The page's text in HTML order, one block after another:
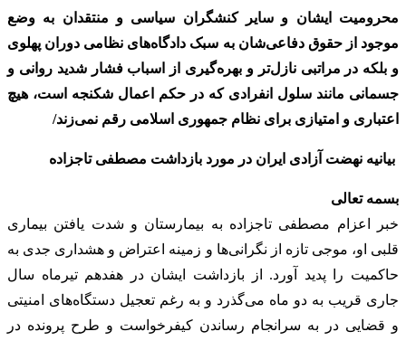
محرومیت ایشان و سایر کنشگران سیاسی و منتقدان به وضع
موجود از حقوق دفاعی‌شان به سبک دادگاه‌های نظامی دوران پهلوی
و بلکه در مراتبی نازل‌تر و بهره‌گیری از اسباب فشار شدید روانی و
جسمانی مانند سلول انفرادی که در حکم اعمال شکنجه است، هیچ
اعتباری و امتیازی برای نظام جمهوری اسلامی رقم نمی‌زند/
بیانیه نهضت آزادی ایران در مورد بازداشت مصطفی تاجزاده
بسمه تعالی
خبر اعزام مصطفی تاجزاده به بیمارستان و شدت یافتن بیماری
قلبی او، موجی تازه از نگرانی‌ها و زمینه اعتراض و هشداری جدی به
حاکمیت را پدید ‌آورد. از بازداشت ایشان در هفدهم تیرماه سال
جاری قریب به دو ماه می‌گذرد و به رغم تعجیل دستگاه‌های امنیتی
و قضایی در به سرانجام رساندن کیفرخواست و طرح پرونده در